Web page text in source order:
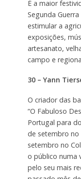
É a maior
Segunda
estimular a
exposições,
artesanato,
campo e
30 – Yann
O criador das
“O Fabuloso
Portugal para
de setembro no
setembro no
o público numa
pelo seu mais